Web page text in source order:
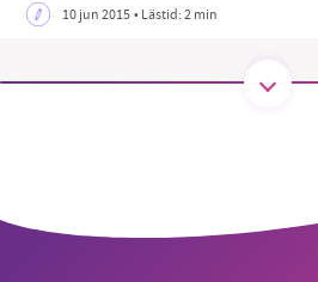
10 jun 2015• Lästid:2 min
starten 2010 har vår
miljödebatten